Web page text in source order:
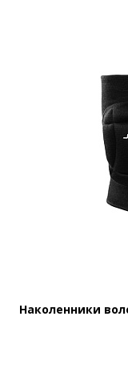
Наколенники